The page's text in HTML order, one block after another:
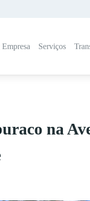
Empresa Serviços
na